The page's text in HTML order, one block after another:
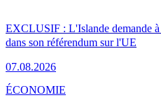
EXCLUSIF : L'Islande demande
dans son référendum sur l'UE
07.08.2026
ÉCONOMIE